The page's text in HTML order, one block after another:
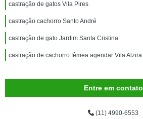
castração de gatos Vila Pires
castração cachorro Santo André
castração de gato Jardim Santa Cristina
castração de cachorro fêmea agendar Vila Alzira
Entre em contato
(11) 4990-6553